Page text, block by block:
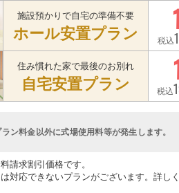
施設預かりで自宅の準備不要
ホール安置プラン 税込
住み慣れた家で最後のお別れ
自宅安置プラン 税込
ン料金以外に式場使用料等が発生します。
請求割引価格です。
対応できないプランがございます。詳し